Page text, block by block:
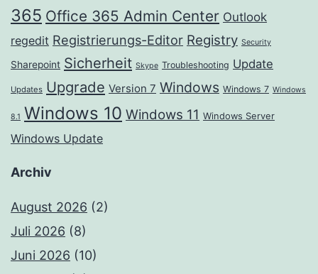
365 Office 365 Admin Center Outlook
regedit Registrierungs-Editor Registry Security
Sharepoint Sicherheit Skype Troubleshooting Update
Updates Upgrade Version 7 Windows Windows 7 Windows
8.1 Windows 10 Windows 11 Windows Server
Windows Update
Archiv
August 2026 (2)
Juli 2026 (8)
Juni 2026 (10)